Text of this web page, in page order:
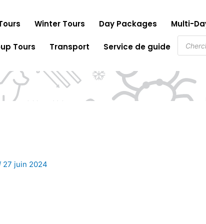
Winter Tours Day Packages Multi-
Tours Transport Service de guide
produits
27 juin 2024